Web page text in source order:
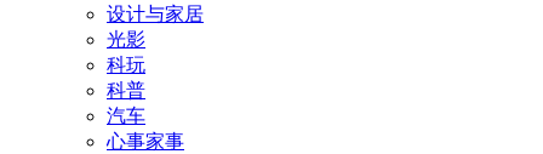
设计与家居
光影
科玩
科普
汽车
心事家事